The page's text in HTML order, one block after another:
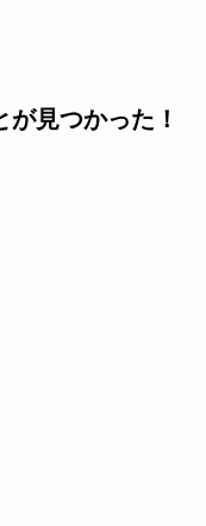
見つかった！